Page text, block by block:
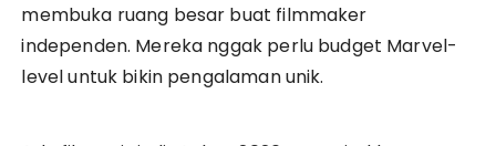
membuka ruang besar buat filmmaker
independen. Mereka nggak perlu budget Marvel-
level untuk bikin pengalaman unik.